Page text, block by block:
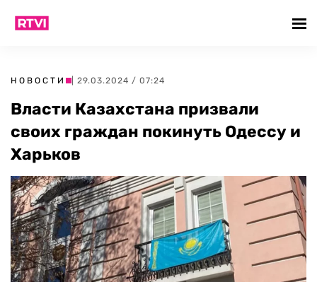
НОВОСТИ | 29.03.2024 / 07:24
Власти Казахстана призвали
своих граждан покинуть Одессу и
Харьков